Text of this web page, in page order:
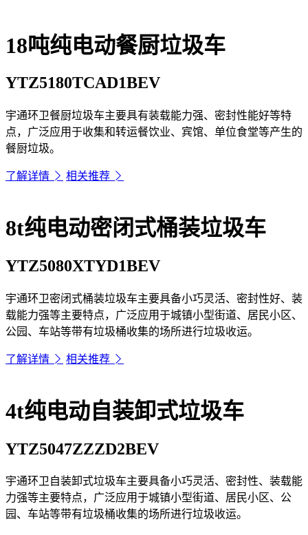
18吨纯电动餐厨垃圾车
YTZ5180TCAD1BEV
宇通环卫餐厨垃圾车主要具有装载能力强、密封性能好等特
点，广泛应用于收集和转运餐饮业、宾馆、单位食堂等产生的
餐厨垃圾。
了解详情 相关推荐
8t纯电动密闭式桶装垃圾车
YTZ5080XTYD1BEV
宇通环卫密闭式桶装垃圾车主要具备小巧灵活、密封性好、装
载能力强等主要特点，广泛应用于城镇小型街道、居民小区、
公园、车站等带有垃圾桶收集的场所进行垃圾收运。
了解详情 相关推荐
4t纯电动自装卸式垃圾车
YTZ5047ZZZD2BEV
宇通环卫自装卸式垃圾车主要具备小巧灵活、密封性、装载能
力强等主要特点，广泛应用于城镇小型街道、居民小区、公
园、车站等带有垃圾桶收集的场所进行垃圾收运。